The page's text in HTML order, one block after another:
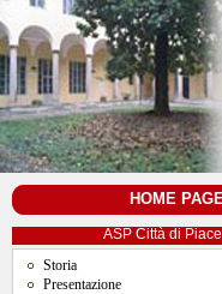
HOME
ASP Città di
Storia
Presentazione